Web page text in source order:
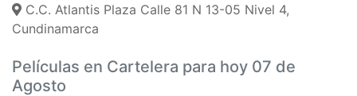
C.C. Atlantis Plaza Calle 81 N 13-05 Nivel 4,
Cundinamarca
Películas en Cartelera para hoy 07 de
Agosto